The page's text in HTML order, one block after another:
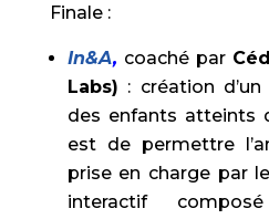
Finale :
In&A, coaché par
Labs) : création
des enfants atteints
est de permettre
prise en charge par
interactif